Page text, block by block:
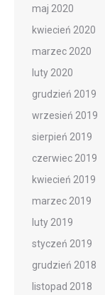
maj 2020
kwiecień 2020
marzec 2020
luty 2020
grudzień 2019
wrzesień 2019
sierpień 2019
czerwiec 2019
kwiecień 2019
marzec 2019
luty 2019
styczeń 2019
grudzień 2018
listopad 2018